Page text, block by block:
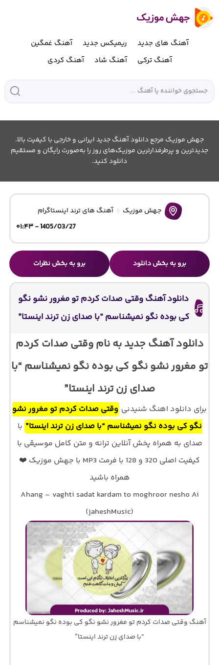
آهنگ های جدید ریمیکس جدید
آهنگ غمگین
آهنگ ترکی
آهنگ شاد آهنگ کردی
جهش موزیک مرجع دانلود آهنگ جدید ایرانی و خارجی با کیفیت بالا.
جدیدترین و پرطرفدارترین موزیک‌های روز را به‌صورت رایگان و مستقیم
دانلود کنید.
جهش موزیک
آهنگ های ترند اینستاگرام
1405/03/27 - ۰۱:۴۳
برو به بخش دانلود برو به بخش نظرات
دانلود آهنگ وقتی صدات کردم تو مغرور نشو نگو
کی بوده نگو نمیشناسم “با صدای زن ترند اینستا”
دانلود آهنگ جدید به نام وقتی صدات کردم
تو مغرور نشو نگو کی بوده نگو نمیشناسم “با
صدای زن ترند اینستا”
برای دانلود اهنگ شنیدنی وقتی صدات کردم تو مغرور نشو
نگو کی بوده نگو نمیشناسم “با صدای زن ترند اینستا” با
صدای به همراه پخش آنلاین ترانه و متن کامل موسیقی با
کیفیت اصلی 320 و 128 با فرمت MP3 با جهش موزیک ❤️
همراه باشید
Ahang – vaghti sadat kardam to moghroor nesho Ai
(jaheshMusic)
آهنگ وقتی صدات کردم تو مغرور نشو نگو کی بوده نگو نمیشناسم
“با صدای زن ترند اینستا”